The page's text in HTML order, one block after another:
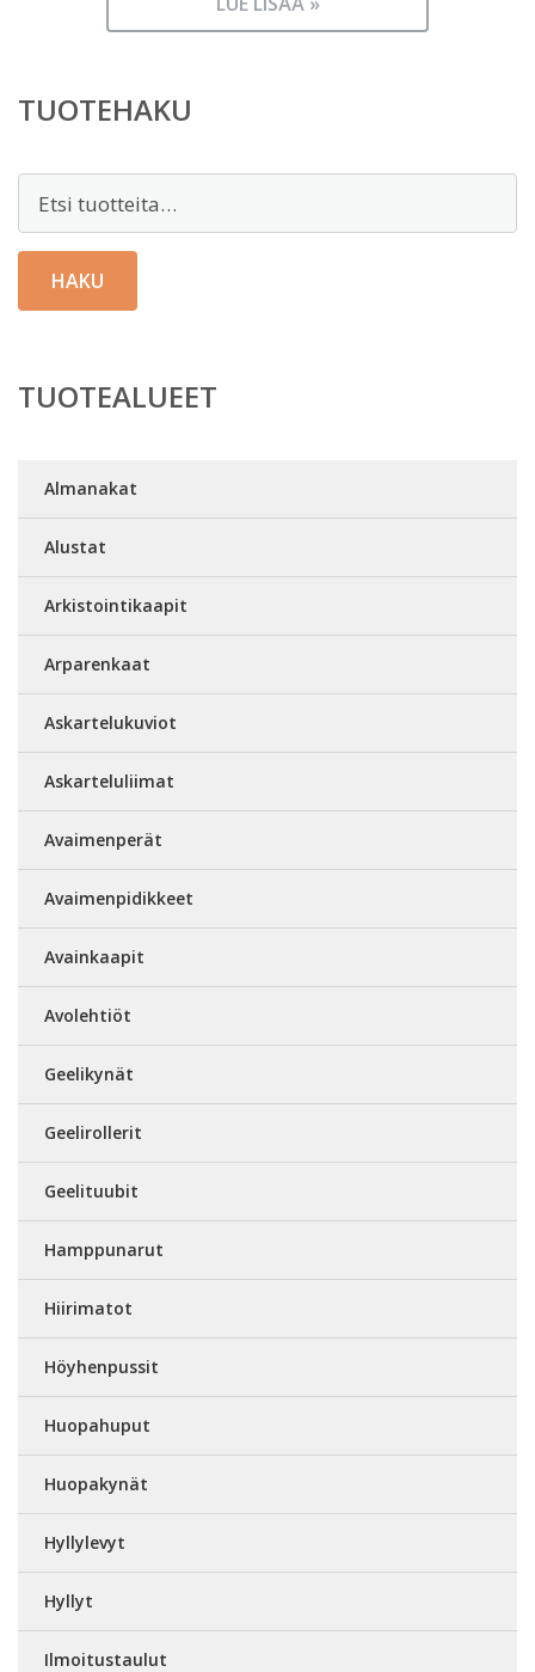
TUOTEHAKU
HAKU
TUOTEALUEET
Almanakat
Alustat
Arkistointikaapit
Arparenkaat
Askartelukuviot
Askarteluliimat
Avaimenperät
Avaimenpidikkeet
Avainkaapit
Avolehtiöt
Geelikynät
Geelirollerit
Geelituubit
Hamppunarut
Hiirimatot
Höyhenpussit
Huopahuput
Huopakynät
Hyllylevyt
Hyllyt
Ilmoitustaulut